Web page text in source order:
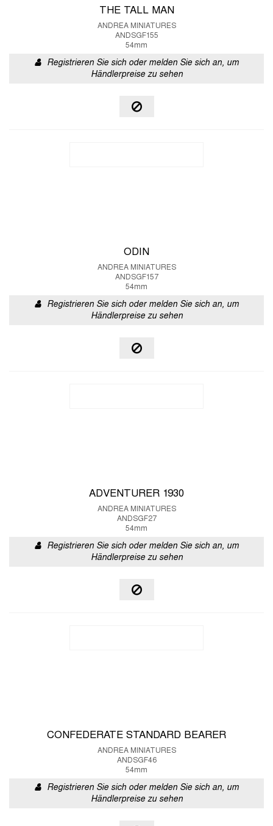
THE TALL MAN
ANDREA MINIATURES
ANDSGF155
54mm
Registrieren Sie sich oder melden Sie sich an, um
Händlerpreise zu sehen
ODIN
ANDREA MINIATURES
ANDSGF157
54mm
Registrieren Sie sich oder melden Sie sich an, um
Händlerpreise zu sehen
ADVENTURER 1930
ANDREA MINIATURES
ANDSGF27
54mm
Registrieren Sie sich oder melden Sie sich an, um
Händlerpreise zu sehen
CONFEDERATE STANDARD BEARER
ANDREA MINIATURES
ANDSGF46
54mm
Registrieren Sie sich oder melden Sie sich an, um
Händlerpreise zu sehen